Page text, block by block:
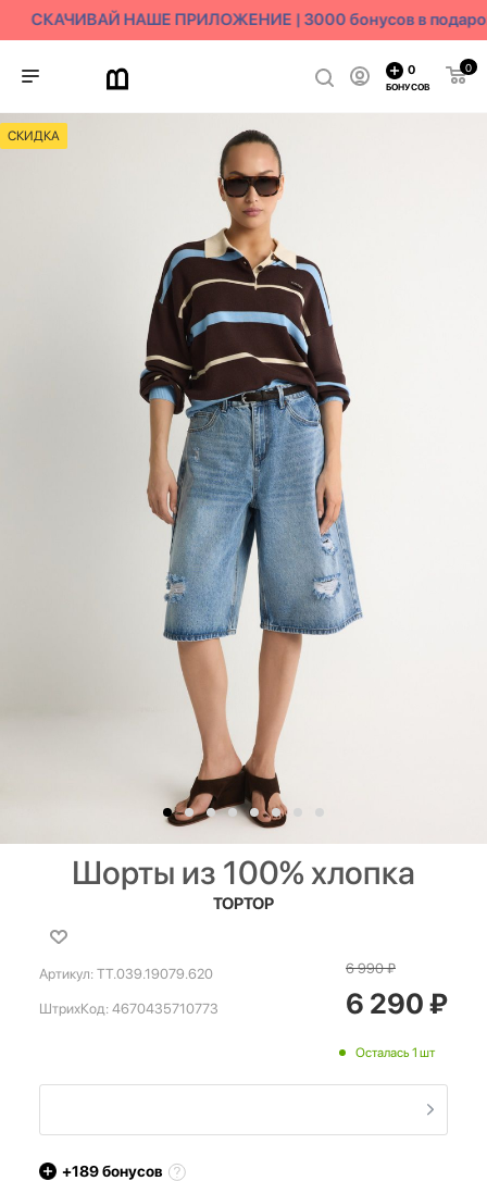
СКАЧИВАЙ НАШЕ ПРИЛОЖЕНИЕ | 3000 бонусов в
0
0
БОНУСОВ
СКИДКА
Шорты из 100% хлопка
TOPTOP
Артикул: TT.039.19079.620
ШтрихКод: 4670435710773
6 990₽
6 290₽
Осталась 1 шт
+189бонусов